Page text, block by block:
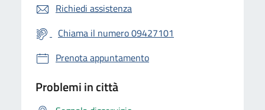
Richiedi assistenza
Chiama il numero 09427101
Prenota appuntamento
Problemi in città